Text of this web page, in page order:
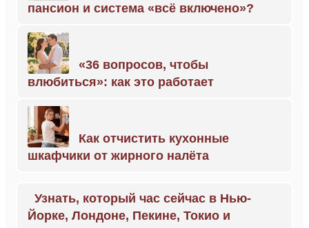
пансион и система «всё включено»?
«36 вопросов, чтобы
влюбиться»: как это работает
Как отчистить кухонные
шкафчики от жирного налёта
Узнать, который час сейчас в Нью-
Йорке, Лондоне, Пекине, Токио и